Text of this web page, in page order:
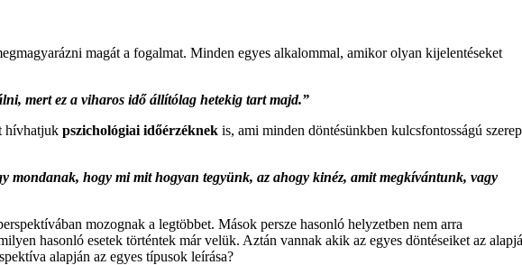
magát a fogalmat. Minden egyes alkalommal, amikor olyan kijelentéseket
mert ez a viharos idő állítólag hetekig tart majd.”
hívhatjuk pszichológiai időérzéknek is, ami minden döntésünkben kulcsfontosságú
mondanak, hogy mi mit hogyan tegyünk, az ahogy kinéz, amit megkívántunk, vagy
mozognak a legtöbbet. Mások persze hasonló helyzetben nem arra
hasonló esetek történtek már velük. Aztán vannak akik az egyes döntéseiket az
alapján az egyes típusok leírása?